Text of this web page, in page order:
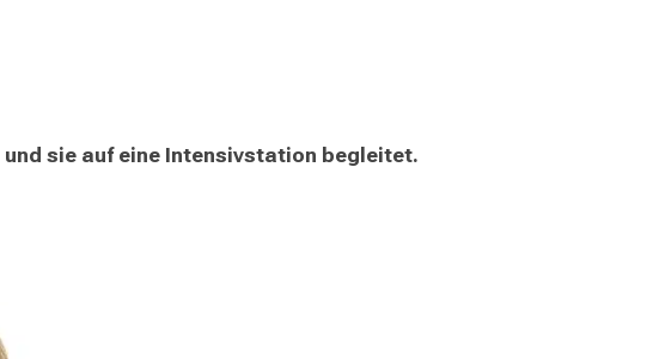
sie auf eine Intensivstation begleitet.